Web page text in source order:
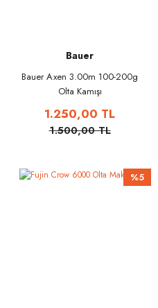
Bauer
Bauer Axen 3.00m 100-200g
Olta Kamışı
1.250,00 TL
1.500,00 TL
%5